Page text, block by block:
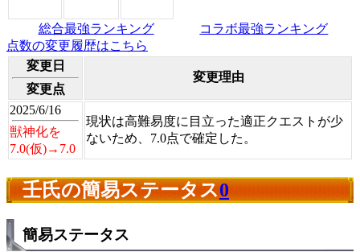
総合最強ランキング
コラボ最強ランキング
点数の変更履歴はこちら
変更日
変更点
変更理由
2025/6/16
獣神化を
7.0(仮)→7.0
現状は高難易度に目立った適正クエストが少
ないため、7.0点で確定した。
壬氏の簡易ステータス0
簡易ステータス